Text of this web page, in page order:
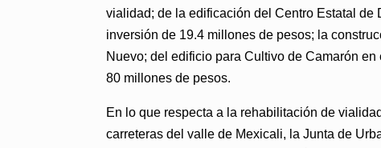
vialidad; de la edificación del Centro Estatal
inversión de 19.4 millones de pesos; la
Nuevo; del edificio para Cultivo de Camarón
80 millones de pesos.
En lo que respecta a la rehabilitación de
carreteras del valle de Mexicali, la Junta de